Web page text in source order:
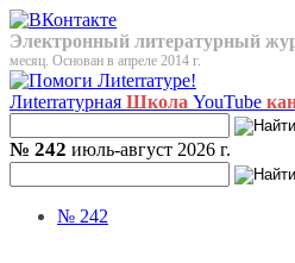
Электронный литературный
месяц. Основан в апреле 2014 г.
Лиterraтурная Школа YouTube
№ 242 июль-август 2026 г.
№ 242